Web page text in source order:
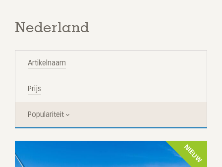
Nederland
Artikelnaam
Prijs
Populariteit
NIEUW